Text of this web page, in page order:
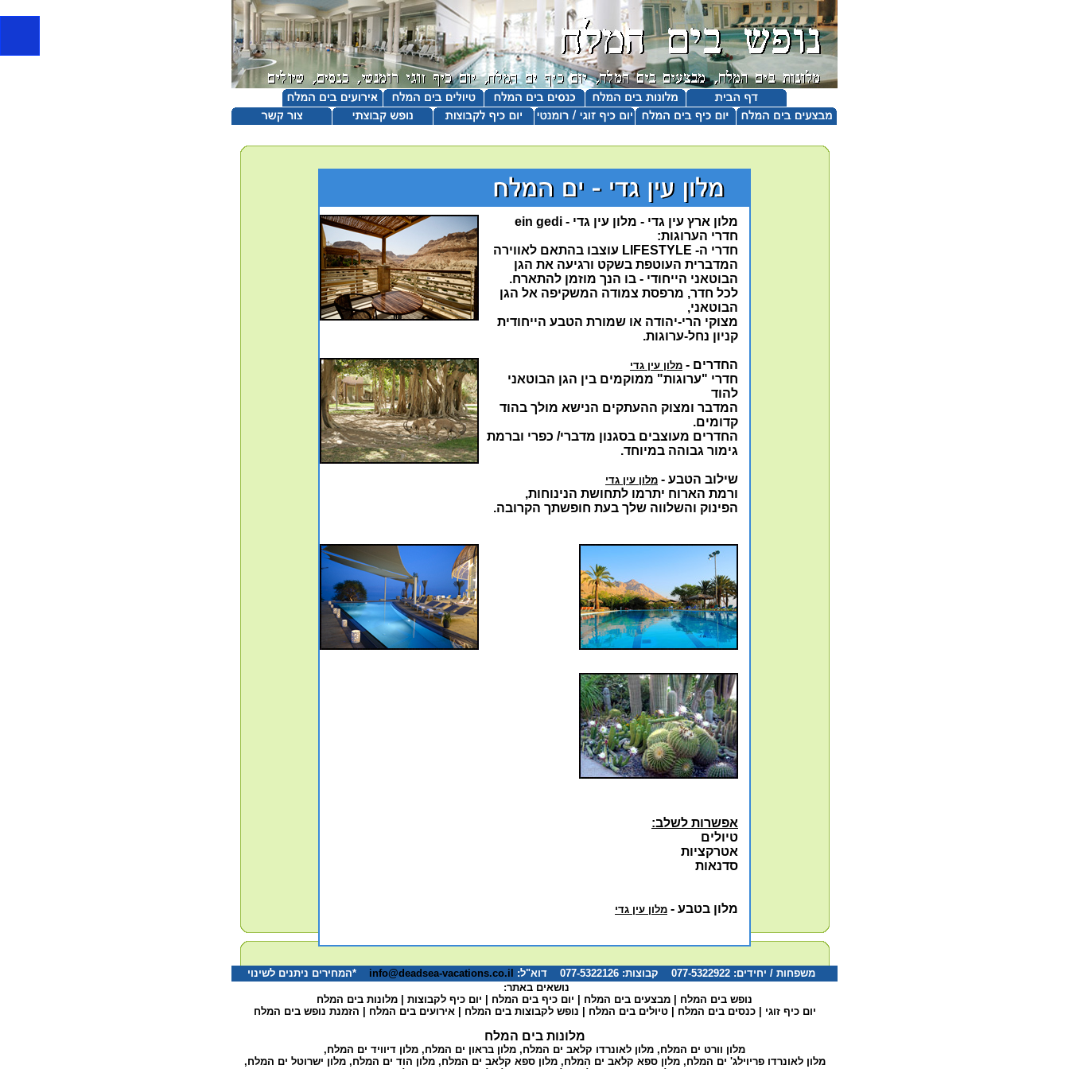
מלון ארץ עין גדי - מלון עין גדי - ein gedi
חדרי הערוגות:
חדרי ה- LIFESTYLE עוצבו בהתאם לאווירה
המדברית העוטפת בשקט ורגיעה את הגן
הבוטאני הייחודי - בו הנך מוזמן להתארח.
לכל חדר, מרפסת צמודה המשקיפה אל הגן
הבוטאני,
מצוקי הרי-יהודה או שמורת הטבע הייחודית
קניון נחל-ערוגות.
החדרים - מלון עין גדי
חדרי "ערוגות" ממוקמים בין הגן הבוטאני
להוד
המדבר ומצוק ההעתקים הנישא מולך בהוד
קדומים.
החדרים מעוצבים בסגנון מדברי/ כפרי וברמת
גימור גבוהה במיוחד.
שילוב הטבע - מלון עין גדי
ורמת הארוח יתרמו לתחושת הנינוחות,
הפינוק והשלווה שלך בעת חופשתך הקרובה.
אפשרות לשלב:
טיולים
אטרקציות
סדנאות
מלון בטבע - מלון עין גדי
משפחות / יחידים: 077-5322922 קבוצות: 077-5322126 דוא"ל: info@deadsea-vacations.co.il *המחירים ניתנים לשינוי
נושאים באתר:
נופש בים המלח
מבצעים בים המלח יום כיף בים המלח יום כיף לקבוצות
מלונות בים המלח
יום כיף זוגי |כנסים בים המלח |טיולים בים המלח נופש לקבוצות בים המלח |אירועים בים המלח הזמנת נופש בים המלח
מלונות בים המלח
מלון וורט ים המלח, מלון לאונרדו קלאב ים המלח, מלון בראון ים המלח, מלון דיוויד ים המלח,
מלון לאונרדו פריוילג' ים המלח,מלון ספא קלאב ים המלח,מלון ספא קלאב ים המלח,מלון הוד ים המלח,מלון ישרוטל ים המלח,